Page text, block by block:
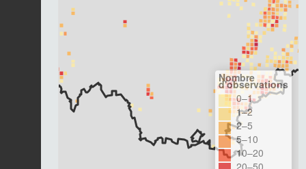
Nombre
d'observations
0–1
1–2
2–5
5–10
10–20
20–50